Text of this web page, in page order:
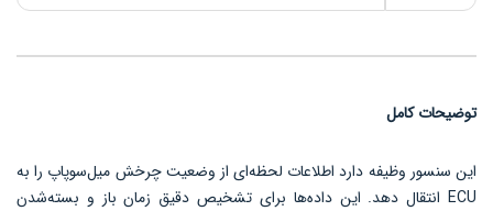
توضیحات کامل
این سنسور وظیفه دارد اطلاعات لحظه‌ای از وضعیت چرخش میل‌سوپاپ را به
ECU انتقال دهد. این داده‌ها برای تشخیص دقیق زمان باز و بسته‌شدن